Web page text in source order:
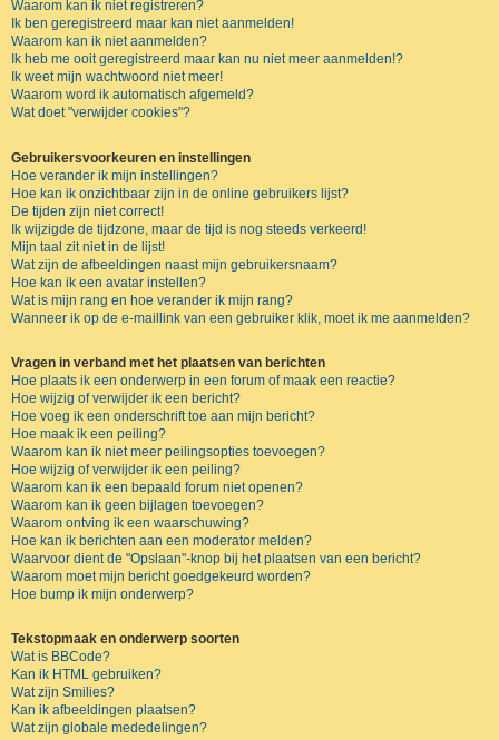
Waarom kan ik niet registreren?
Ik ben geregistreerd maar kan niet aanmelden!
Waarom kan ik niet aanmelden?
Ik heb me ooit geregistreerd maar kan nu niet meer aanmelden!?
Ik weet mijn wachtwoord niet meer!
Waarom word ik automatisch afgemeld?
Wat doet "verwijder cookies"?
Gebruikersvoorkeuren en instellingen
Hoe verander ik mijn instellingen?
Hoe kan ik onzichtbaar zijn in de online gebruikers lijst?
De tijden zijn niet correct!
Ik wijzigde de tijdzone, maar de tijd is nog steeds verkeerd!
Mijn taal zit niet in de lijst!
Wat zijn de afbeeldingen naast mijn gebruikersnaam?
Hoe kan ik een avatar instellen?
Wat is mijn rang en hoe verander ik mijn rang?
Wanneer ik op de e-maillink van een gebruiker klik, moet ik me aanmelden?
Vragen in verband met het plaatsen van berichten
Hoe plaats ik een onderwerp in een forum of maak een reactie?
Hoe wijzig of verwijder ik een bericht?
Hoe voeg ik een onderschrift toe aan mijn bericht?
Hoe maak ik een peiling?
Waarom kan ik niet meer peilingsopties toevoegen?
Hoe wijzig of verwijder ik een peiling?
Waarom kan ik een bepaald forum niet openen?
Waarom kan ik geen bijlagen toevoegen?
Waarom ontving ik een waarschuwing?
Hoe kan ik berichten aan een moderator melden?
Waarvoor dient de "Opslaan"-knop bij het plaatsen van een bericht?
Waarom moet mijn bericht goedgekeurd worden?
Hoe bump ik mijn onderwerp?
Tekstopmaak en onderwerp soorten
Wat is BBCode?
Kan ik HTML gebruiken?
Wat zijn Smilies?
Kan ik afbeeldingen plaatsen?
Wat zijn globale mededelingen?